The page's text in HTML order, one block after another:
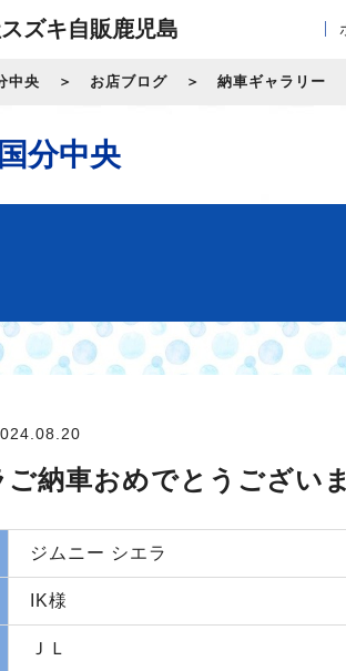
ズキ自販鹿児島
中央 お店ブログ 納車ギャラリー
分中央
納車おめでとうござい
ジムニー シエラ
IK様
ＪＬ